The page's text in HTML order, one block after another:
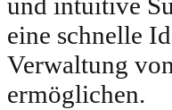
eine schnelle
Verwaltung
ermöglichen.